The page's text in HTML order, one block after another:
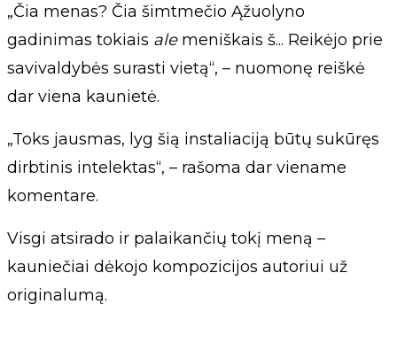
„Čia menas? Čia šimtmečio Ąžuolyno
gadinimas tokiais alemeniškais š... Reikėjo prie
savivaldybės surasti vietą“, – nuomonę reiškė
dar viena kaunietė.
„Toks jausmas, lyg šią instaliaciją būtų sukūręs
dirbtinis intelektas“, – rašoma dar viename
komentare.
Visgi atsirado ir palaikančių tokį meną –
kauniečiai dėkojo kompozicijos autoriui už
originalumą.